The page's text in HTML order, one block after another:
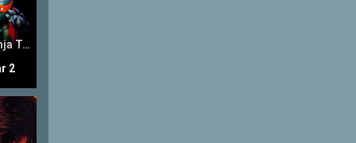
Teenage Mutant Ninja Turtles II: The Secret of the Ooze
2